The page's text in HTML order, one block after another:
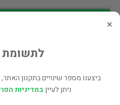
פרטי המוכר
×
לתשומת
ביצענו מספר שינויים בתקנון
ניתן לעייןבמדיניות